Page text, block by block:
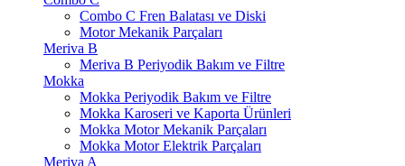
Combo C Fren Balatası ve Diski
Motor Mekanik Parçaları
Meriva B
Meriva B Periyodik Bakım ve Filtre
Mokka
Mokka Periyodik Bakım ve Filtre
Mokka Karoseri ve Kaporta Ürünleri
Mokka Motor Mekanik Parçaları
Mokka Motor Elektrik Parçaları
Meriva A